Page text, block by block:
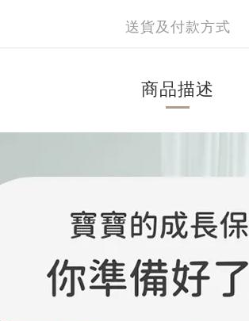
送貨及付款方式
商品描述